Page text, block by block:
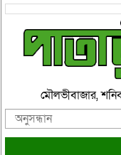
মৌলভীবাজার,